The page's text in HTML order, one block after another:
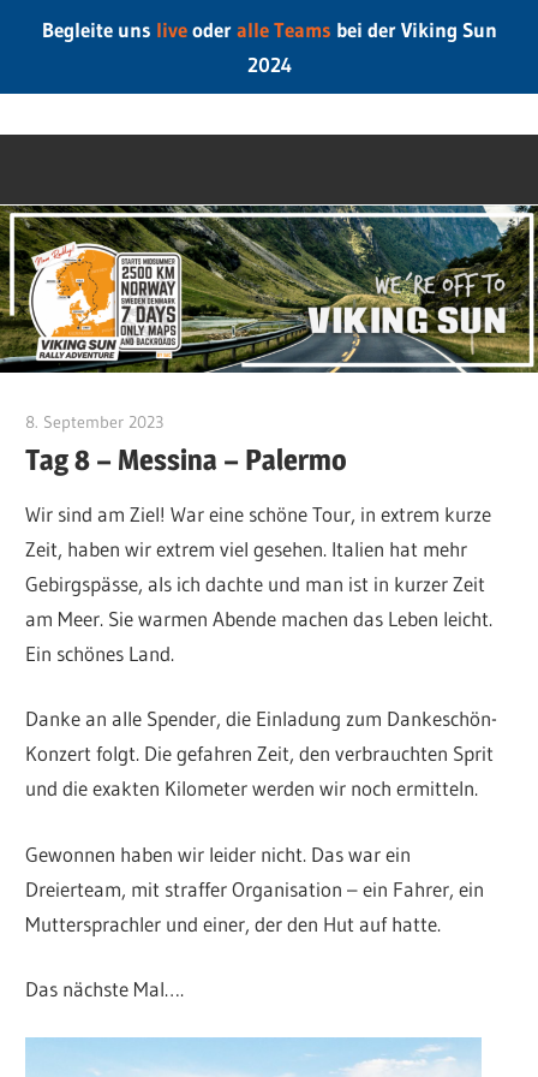
Begleite uns liveoderalle Teams bei der Viking Sun
2024
8. September 2023
Tag 8 – Messina – Palermo
Wir sind am Ziel! War eine schöne Tour, in extrem kurze
Zeit, haben wir extrem viel gesehen. Italien hat mehr
Gebirgspässe, als ich dachte und man ist in kurzer Zeit
am Meer. Sie warmen Abende machen das Leben leicht.
Ein schönes Land.
Danke an alle Spender, die Einladung zum Dankeschön-
Konzert folgt. Die gefahren Zeit, den verbrauchten Sprit
und die exakten Kilometer werden wir noch ermitteln.
Gewonnen haben wir leider nicht. Das war ein
Dreierteam, mit straffer Organisation – ein Fahrer, ein
Muttersprachler und einer, der den Hut auf hatte.
Das nächste Mal….